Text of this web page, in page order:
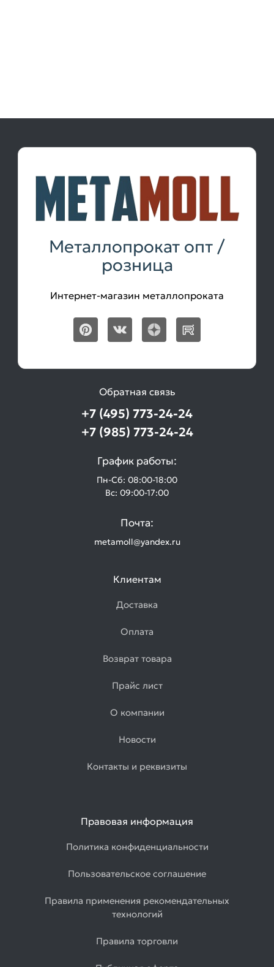
Металлопрокат опт /
розница
Интернет-магазин металлопроката
Обратная связь
+7 (495) 773-24-24
+7 (985) 773-24-24
График работы:
Пн-Сб: 08:00-18:00
Вс: 09:00-17:00
Почта:
metamoll@yandex.ru
Клиентам
Доставка
Оплата
Возврат товара
Прайс лист
О компании
Новости
Контакты и реквизиты
Правовая информация
Политика конфиденциальности
Пользовательское соглашение
Правила применения рекомендательных
технологий
Правила торговли